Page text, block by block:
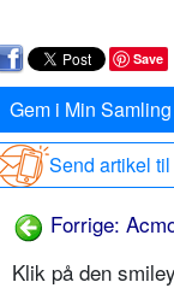
Save
Gem i Min Samling
Send artikel
Forrige:
Klik på den